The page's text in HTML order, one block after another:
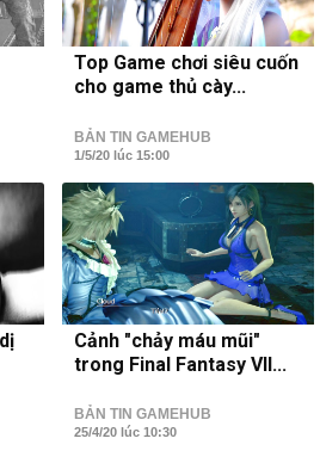
Top Game chơi siêu cuốn
cho game thủ cày...
BẢN TIN GAMEHUB
1/5/20 lúc 15:00
Cảnh "chảy máu mũi"
trong Final Fantasy VII...
BẢN TIN GAMEHUB
25/4/20 lúc 10:30